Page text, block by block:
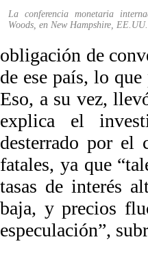
La conferencia monetaria
Woods, en New Hampshire, EE.UU.
obligación de
de ese país, lo
Eso, a su vez,
explica el
desterrado por el
fatales, ya que
tasas de interés
baja, y precios
especulación”,